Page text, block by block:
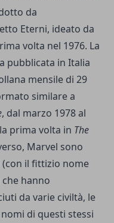
da
Eterni, ideato da
volta nel 1976. La
pubblicata in Italia
mensile di 29
similare a
, dal marzo 1978 al
prima volta in The
Marvel sono
(con il fittizio nome
hanno
da varie civiltà, le
di questi stessi